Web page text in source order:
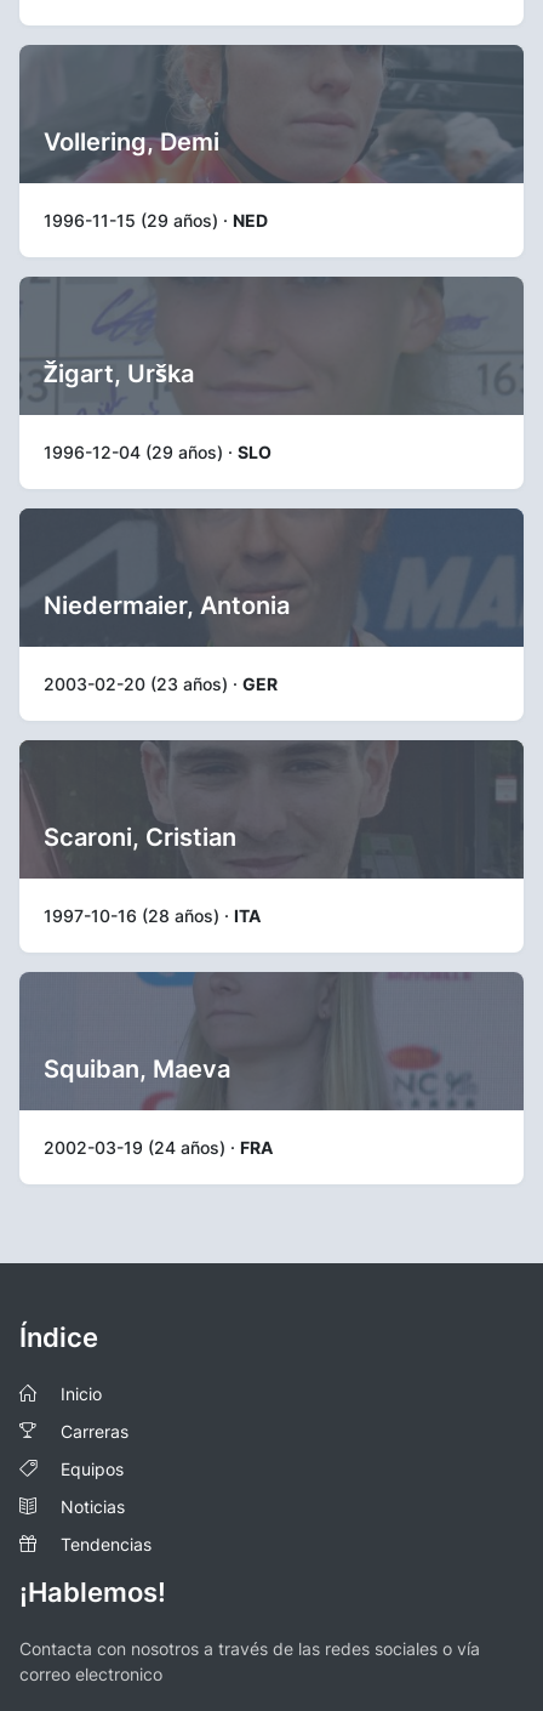
Vollering, Demi
1996-11-15 (29 años) · NED
Žigart, Urška
1996-12-04 (29 años) · SLO
Niedermaier, Antonia
2003-02-20 (23 años) · GER
Scaroni, Cristian
1997-10-16 (28 años) · ITA
Squiban, Maeva
2002-03-19 (24 años) · FRA
Índice
Inicio
Carreras
Equipos
Noticias
Tendencias
¡Hablemos!
Contacta con nosotros a través de las redes sociales o vía
correo electronico